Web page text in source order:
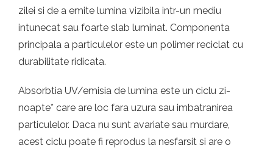
zilei si de a emite lumina vizibila intr-un mediu
intunecat sau foarte slab luminat. Componenta
principala a particulelor este un polimer reciclat cu
durabilitate ridicata.
Absorbtia UV/emisia de lumina este un ciclu zi-
noapte* care are loc fara uzura sau imbatranirea
particulelor. Daca nu sunt avariate sau murdare,
acest ciclu poate fi reprodus la nesfarsit si are o